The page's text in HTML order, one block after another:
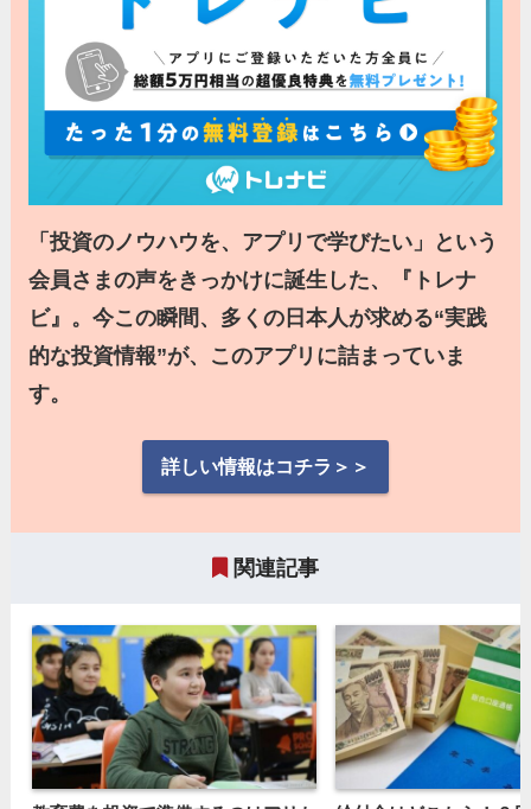
「投資のノウハウを、アプリで学びたい」という
会員さまの声をきっかけに誕生した、『トレナ
ビ』。今この瞬間、多くの日本人が求める“実践
的な投資情報”が、このアプリに詰まっていま
す。
詳しい情報はコチラ＞＞
関連記事